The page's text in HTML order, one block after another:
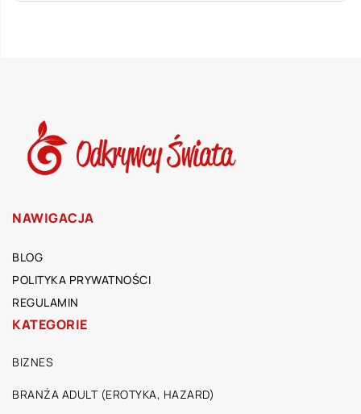
NAWIGACJA
BLOG
POLITYKA PRYWATNOŚCI
REGULAMIN
KATEGORIE
BIZNES
BRANŻA ADULT (EROTYKA, HAZARD)